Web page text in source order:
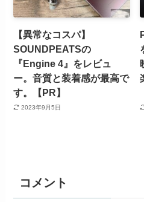
【異常なコスパ】
SOUNDPEATSの
『Engine 4』をレビュ
ー。音質と装着感が最高で
す。【PR】
2023年9月5日
コメント